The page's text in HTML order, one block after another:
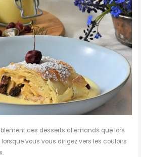
des desserts allemands que lors
vous vous dirigez vers les couloirs